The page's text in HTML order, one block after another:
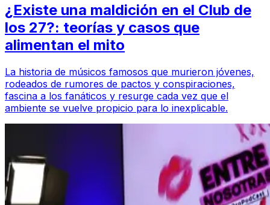
¿Existe una maldición en el Club de
los 27?: teorías y casos que
alimentan el mito
La historia de músicos famosos que murieron jóvenes,
rodeados de rumores de pactos y conspiraciones,
fascina a los fanáticos y resurge cada vez que el
ambiente se vuelve propicio para lo inexplicable.